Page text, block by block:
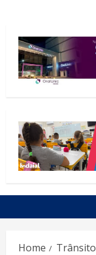
Home
Trânsito